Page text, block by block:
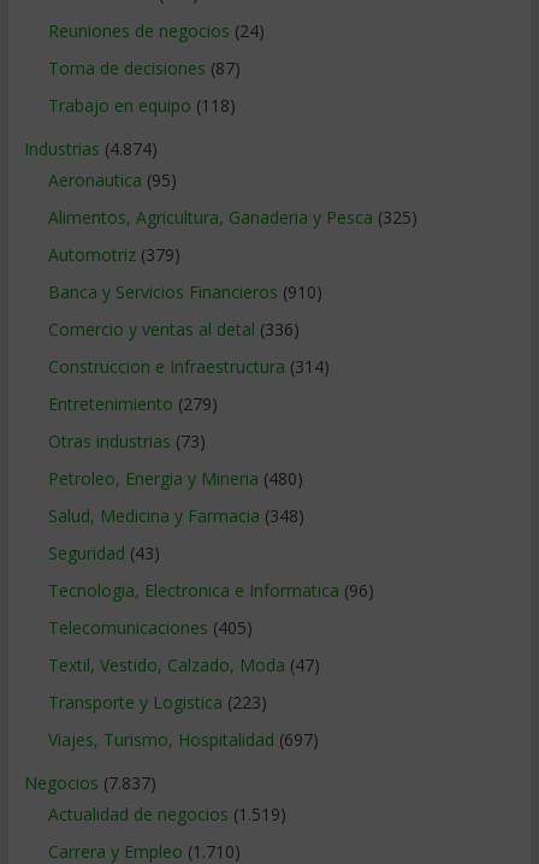
Reuniones de negocios (24)
Toma de decisiones (87)
Trabajo en equipo (118)
Industrias (4.874)
Aeronautica (95)
Alimentos, Agricultura, Ganaderia y Pesca (325)
Automotriz(379)
Banca y Servicios Financieros (910)
Comercio y ventas al detal (336)
Construccion e Infraestructura (314)
Entretenimiento (279)
Otras industrias (73)
Petroleo, Energia y Mineria (480)
Salud, Medicina y Farmacia (348)
Seguridad (43)
Tecnologia, Electronica e Informatica (96)
Telecomunicaciones (405)
Textil, Vestido, Calzado, Moda (47)
Transporte y Logistica (223)
Viajes, Turismo, Hospitalidad (697)
Negocios (7.837)
Actualidad de negocios (1.519)
Carrera y Empleo (1.710)